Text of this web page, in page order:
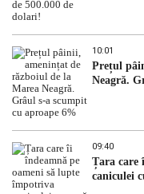
10:01
Prețul
Neagră.
09:40
Țara care
caniculei